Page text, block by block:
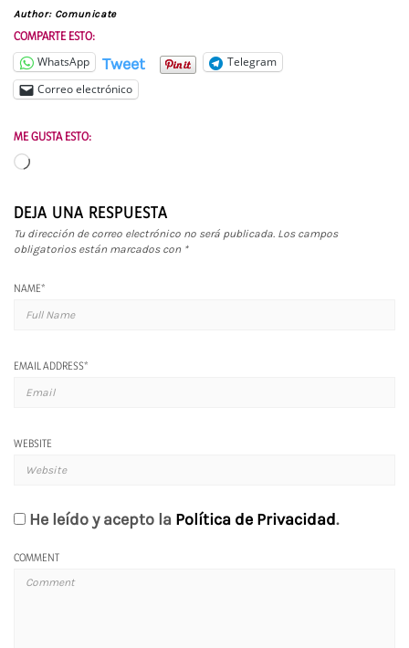
Author: Comunicate
COMPARTE ESTO:
WhatsApp Tweet
Telegram
Correo electrónico
ME GUSTA ESTO:
Cargando...
DEJA UNA RESPUESTA
Tu dirección de correo electrónico no será publicada. Los campos
obligatorios están marcados con *
NAME*
EMAIL ADDRESS*
WEBSITE
He leído y acepto la Política de Privacidad.
COMMENT